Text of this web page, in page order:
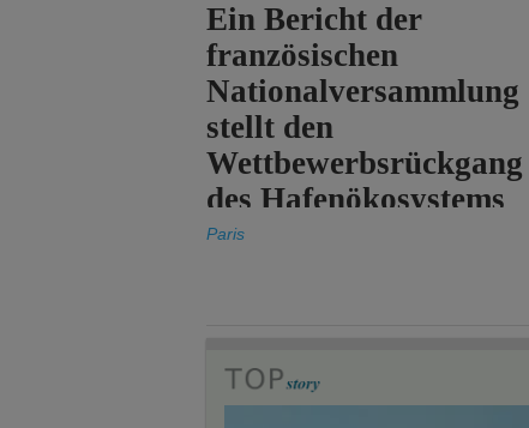
Ein Bericht der
französischen
Nationalversammlung
stellt den
Wettbewerbsrückgang
des Hafenökosystems
des Staates fest.
Paris